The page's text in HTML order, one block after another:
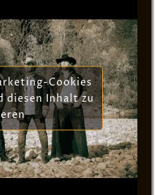
Cookies
diesen Inhalt zu